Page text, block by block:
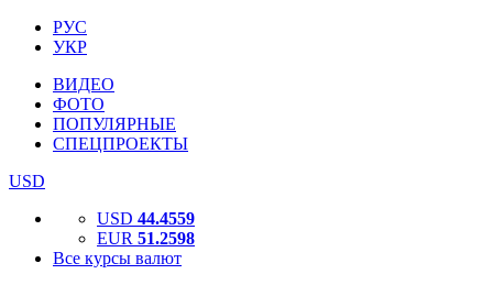
РУС
УКР
ВИДЕО
ФОТО
ПОПУЛЯРНЫЕ
СПЕЦПРОЕКТЫ
USD
USD 44.4559
EUR 51.2598
Все курсы валют